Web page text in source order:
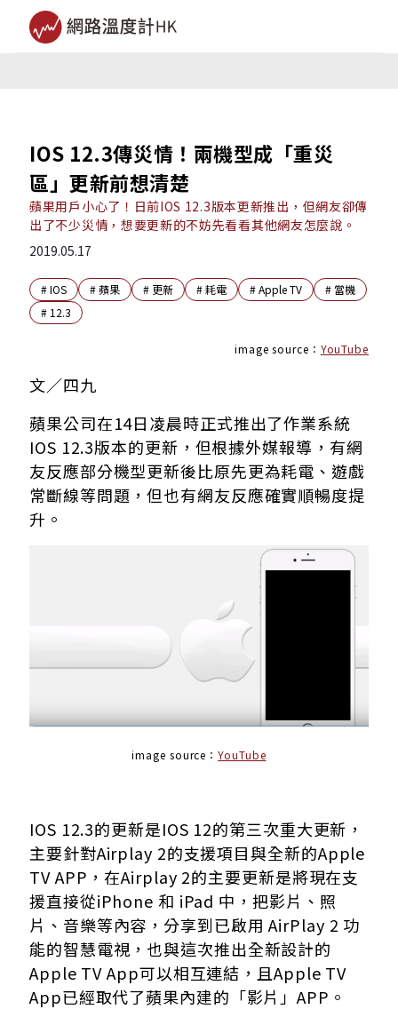
IOS 12.3傳災情！兩機型成「重災
區」更新前想清楚
蘋果用戶小心了！日前IOS 12.3版本更新推出，但網友卻傳
出了不少災情，想要更新的不妨先看看其他網友怎麼說。
2019.05.17
#IOS #蘋果 # 更新 #耗電 #Apple TV # 當機
# 12.3
image source： YouTube
文／四九
蘋果公司在14日凌晨時正式推出了作業系統
IOS 12.3版本的更新，但根據外媒報導，有網
友反應部分機型更新後比原先更為耗電、遊戲
常斷線等問題，但也有網友反應確實順暢度提
升。
image source：YouTube
IOS 12.3的更新是IOS 12的第三次重大更新，
主要針對Airplay 2的支援項目與全新的Apple
TV APP，在Airplay 2的主要更新是將現在支
援直接從iPhone 和 iPad 中，把影片、照
片、音樂等內容，分享到已啟用 AirPlay 2 功
能的智慧電視，也與這次推出全新設計的
Apple TV App可以相互連結，且Apple TV
App已經取代了蘋果內建的「影片」APP。